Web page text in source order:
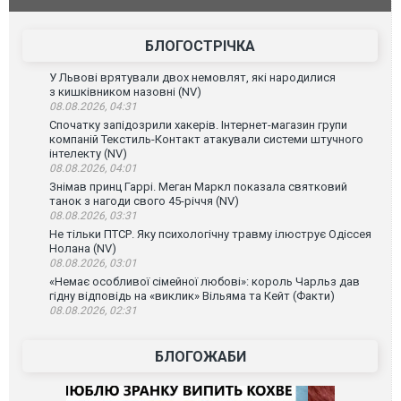
БЛОГОСТРІЧКА
У Львові врятували двох немовлят, які народилися
з кишківником назовні (NV)
08.08.2026, 04:31
Спочатку запідозрили хакерів. Інтернет-магазин групи
компаній Текстиль-Контакт атакували системи штучного
інтелекту (NV)
08.08.2026, 04:01
Знімав принц Гаррі. Меган Маркл показала святковий
танок з нагоди свого 45-річчя (NV)
08.08.2026, 03:31
Не тільки ПТСР. Яку психологічну травму ілюструє Одіссея
Нолана (NV)
08.08.2026, 03:01
«Немає особливої сімейної любові»: король Чарльз дав
гідну відповідь на «виклик» Вільяма та Кейт (Факти)
08.08.2026, 02:31
БЛОГОЖАБИ